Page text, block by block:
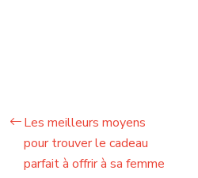
Les meilleurs moyens
pour trouver le cadeau
parfait à offrir à sa femme